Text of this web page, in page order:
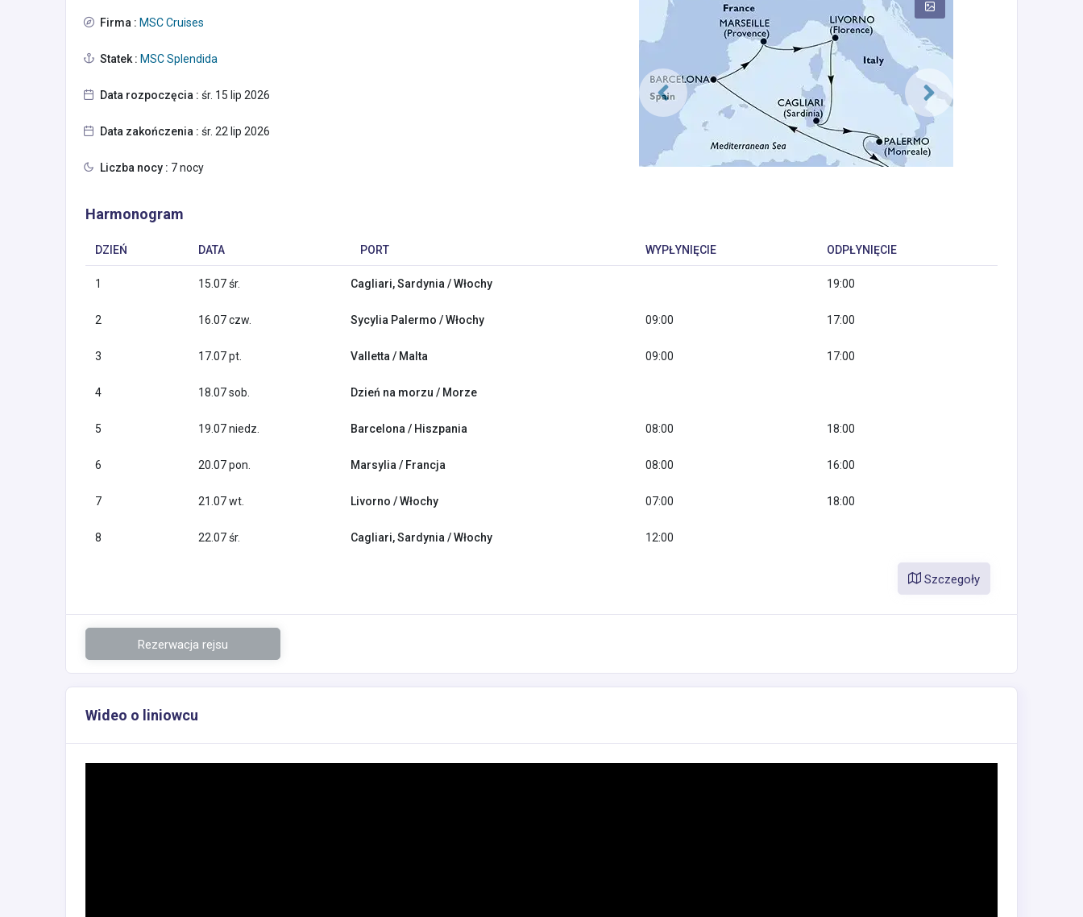
Firma : MSC Cruises
Statek : MSC Splendida
Data rozpoczęcia : śr. 15 lip 2026
Data zakończenia : śr. 22 lip 2026
Liczba nocy : 7 nocy
Harmonogram
DZIEŃ DATA PORT WYPŁYNIĘCIE ODPŁYNIĘCIE
1 15.07 śr. Cagliari, Sardynia / Włochy 19:00
2 16.07 czw. Sycylia Palermo / Włochy 09:00 17:00
3 17.07 pt. Valletta / Malta 09:00 17:00
4 18.07 sob. Dzień na morzu / Morze
5 19.07 niedz. Barcelona / Hiszpania 08:00 18:00
6 20.07 pon. Marsylia / Francja 08:00 16:00
7 21.07 wt. Livorno / Włochy 07:00 18:00
8 22.07 śr. Cagliari, Sardynia / Włochy 12:00
Szczegoły
Rezerwacja rejsu
Wideo o liniowcu